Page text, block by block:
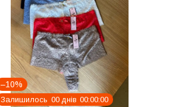
–10%
Залишилось 00 днів 00 00 00